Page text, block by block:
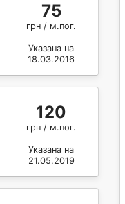
75
грн / м.пог.
Указана на
18.03.2016
120
грн / м.пог.
Указана на
21.05.2019